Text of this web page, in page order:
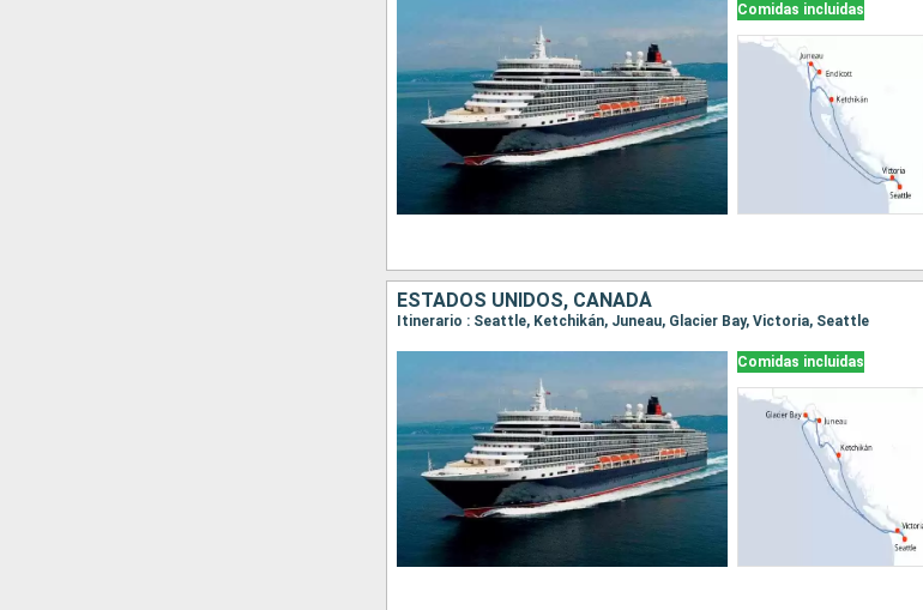
Comidas incluidas
ESTADOS UNIDOS, CANADÁ
Itinerario : Seattle, Ketchikán, Juneau, Glacier Bay, Victoria, Seattle
Comidas incluidas